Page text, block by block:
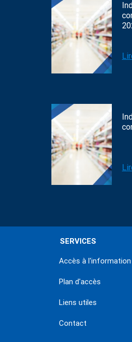
SERVICES
Accès à l'information
Plan d'accès
Liens utiles
Contact